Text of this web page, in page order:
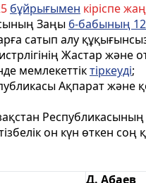
бұйрығымен кіріспе
Заңы 6-бабының
сатып алу
Жастар және
мемлекеттіктіркеуді;
Ақпарат және
он күн өткен соң
Д. Абаев